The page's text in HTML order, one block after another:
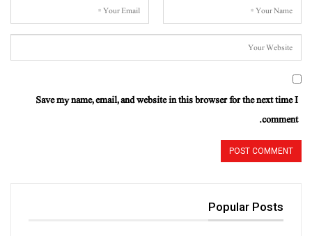
Save my name, email, and website in this browser for the next time I
comment.
Popular Posts